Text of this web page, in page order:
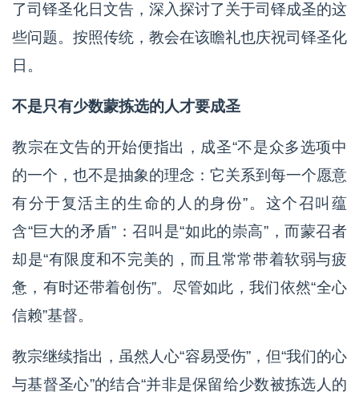
了司铎圣化日文告，深入探讨了关于司铎成圣的这
些问题。按照传统，教会在该瞻礼也庆祝司铎圣化
日。
不是只有少数蒙拣选的人才要成圣
教宗在文告的开始便指出，成圣“不是众多选项中
的一个，也不是抽象的理念：它关系到每一个愿意
有分于复活主的生命的人的身份”。这个召叫蕴
含“巨大的矛盾”：召叫是“如此的崇高”，而蒙召者
却是“有限度和不完美的，而且常常带着软弱与疲
惫，有时还带着创伤”。尽管如此，我们依然“全心
信赖”基督。
教宗继续指出，虽然人心“容易受伤”，但“我们的心
与基督圣心”的结合“并非是保留给少数被拣选人的